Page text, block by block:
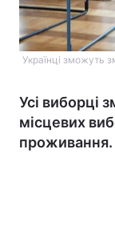
Українці зможуть
Усі виборці
місцевих
проживання.